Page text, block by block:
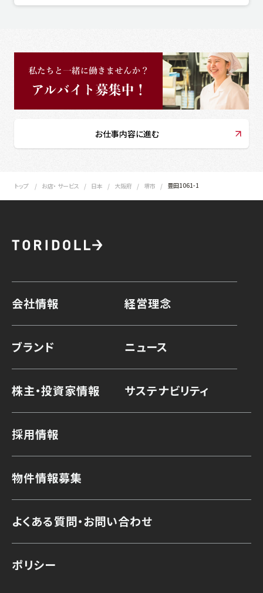
お仕事内容に進む
トップ お店・ サービス 日本 大阪府 堺市 豊田1061-1
会社情報 経営理念
ブランド ニュース
株主・投資家情報 サステナビリティ
採用情報
物件情報募集
よくある質問・お問い合わせ
ポリシー